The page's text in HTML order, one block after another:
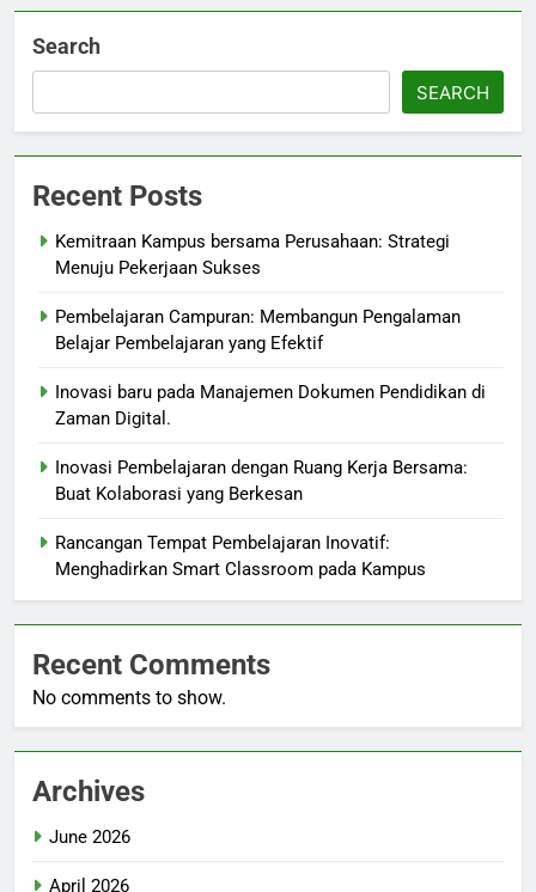
Search
SEARCH
Recent Posts
Kemitraan Kampus bersama Perusahaan: Strategi
Menuju Pekerjaan Sukses
Pembelajaran Campuran: Membangun Pengalaman
Belajar Pembelajaran yang Efektif
Inovasi baru pada Manajemen Dokumen Pendidikan di
Zaman Digital.
Inovasi Pembelajaran dengan Ruang Kerja Bersama:
Buat Kolaborasi yang Berkesan
Rancangan Tempat Pembelajaran Inovatif:
Menghadirkan Smart Classroom pada Kampus
Recent Comments
No comments to show.
Archives
June 2026
April 2026